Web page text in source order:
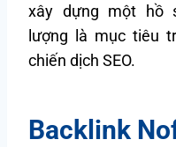
xây dựng một hồ
lượng là mục tiêu
chiến dịch SEO.
Backlink